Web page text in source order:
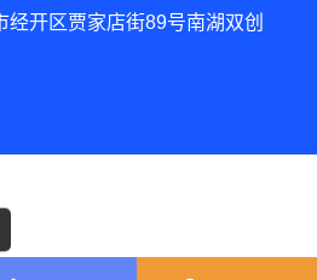
经开区贾家店街89号南湖双创